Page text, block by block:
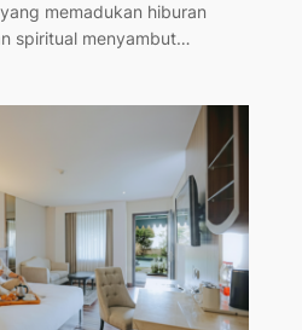
memadukan hiburan
spiritual menyambut…